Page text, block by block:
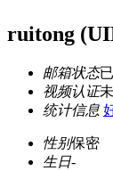
ruitong
邮箱状态
视频认证
统计信息
性别保密
生日-